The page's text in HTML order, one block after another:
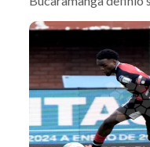
Cúcuta Deportivo de
marcha invicto, pero
reconocen que deben
ganar el clásico